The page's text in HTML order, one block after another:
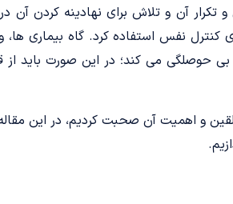
تکرار آن و تلاش برای نهادینه کردن آن
کنترل نفس استفاده کرد. گاه بیماری
بی حوصلگی می کند؛ در این صورت باید از
و اهمیت آن صحبت کردیم، در این